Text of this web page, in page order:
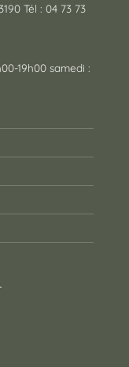
Tél : 04 73 73
19h00 samedi :